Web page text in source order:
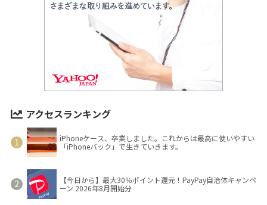
アクセスランキング
iPhoneケース、卒業しました。これからは最高に使いやすい
「iPhoneバック」で生きていきます。
【今日から】最大30％ポイント還元！PayPay自治体キャンペ
ーン 2026年8月開始分